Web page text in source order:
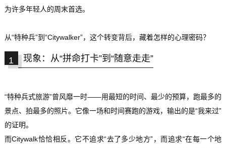
为许多年轻人的周末首选。
从“特种兵”到“Citywalker”，这个转变背后，藏着怎样的心理密码？
1 现象：从“拼命打卡”到“随意走走”
“特种兵式旅游”曾风靡一时——用最短的时间、最少的预算，跑最多的
景点、拍最多的照片。它像一场和时间赛跑的游戏，输出的是“我来过”
的证明。
而Citywalk恰恰相反。它不追求“去了多少地方”，而追求“在每一个地